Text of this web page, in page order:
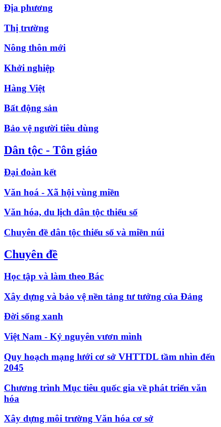
Địa phương
Thị trường
Nông thôn mới
Khởi nghiệp
Hàng Việt
Bất động sản
Bảo vệ người tiêu dùng
Dân tộc - Tôn giáo
Đại đoàn kết
Văn hoá - Xã hội vùng miền
Văn hóa, du lịch dân tộc thiểu số
Chuyên đề dân tộc thiểu số và miền núi
Chuyên đề
Học tập và làm theo Bác
Xây dựng và bảo vệ nền tảng tư tưởng của Đảng
Đời sống xanh
Việt Nam - Kỷ nguyên vươn mình
Quy hoạch mạng lưới cơ sở VHTTDL tầm nhìn đến
2045
Chương trình Mục tiêu quốc gia về phát triển văn
hóa
Xây dựng môi trường Văn hóa cơ sở